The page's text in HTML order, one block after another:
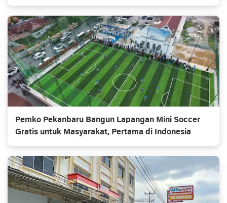
Pemko Pekanbaru Bangun Lapangan Mini Soccer
Gratis untuk Masyarakat, Pertama di Indonesia